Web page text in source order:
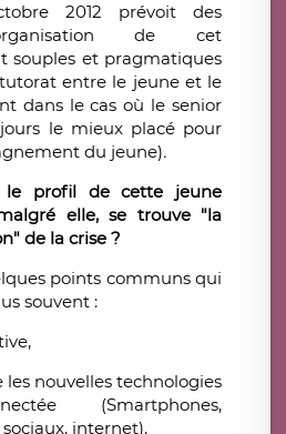
2012 prévoit des
de cet
souples et pragmatiques
entre le jeune et le
dans le cas où le senior
le mieux placé pour
du jeune).
profil de cette jeune
elle, se trouve "la
de la crise ?
points communs qui
souvent :
nouvelles technologies
(Smartphones,
internet),